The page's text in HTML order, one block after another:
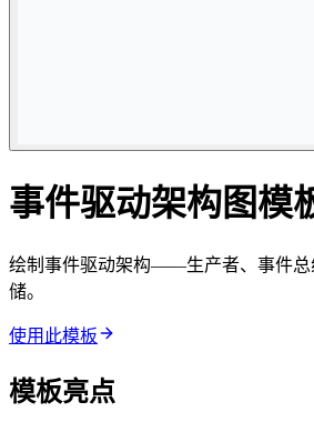
事件驱动架构图模
绘制事件驱动架构——生产者、事件总
储。
使用此模板
模板亮点